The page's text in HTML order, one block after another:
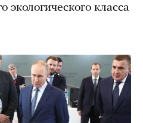
экологического класса